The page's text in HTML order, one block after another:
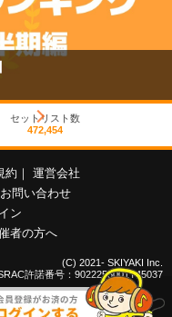
セットリスト数
472,454
約 ｜ 運営会社
お問い合わせ
ン
者の方へ
(C) 2021- SKIYAKI Inc.
許諾番号：9022255001Y45037